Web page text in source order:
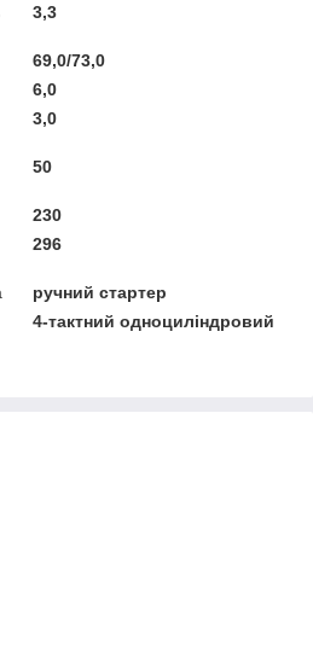
3,3
69,0/73,0
6,0
3,0
50
230
296
ручний стартер
4-тактний одноциліндровий